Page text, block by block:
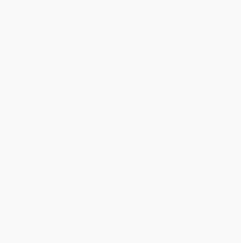
של
עשרות לקוחות,
למרמה בעסקת